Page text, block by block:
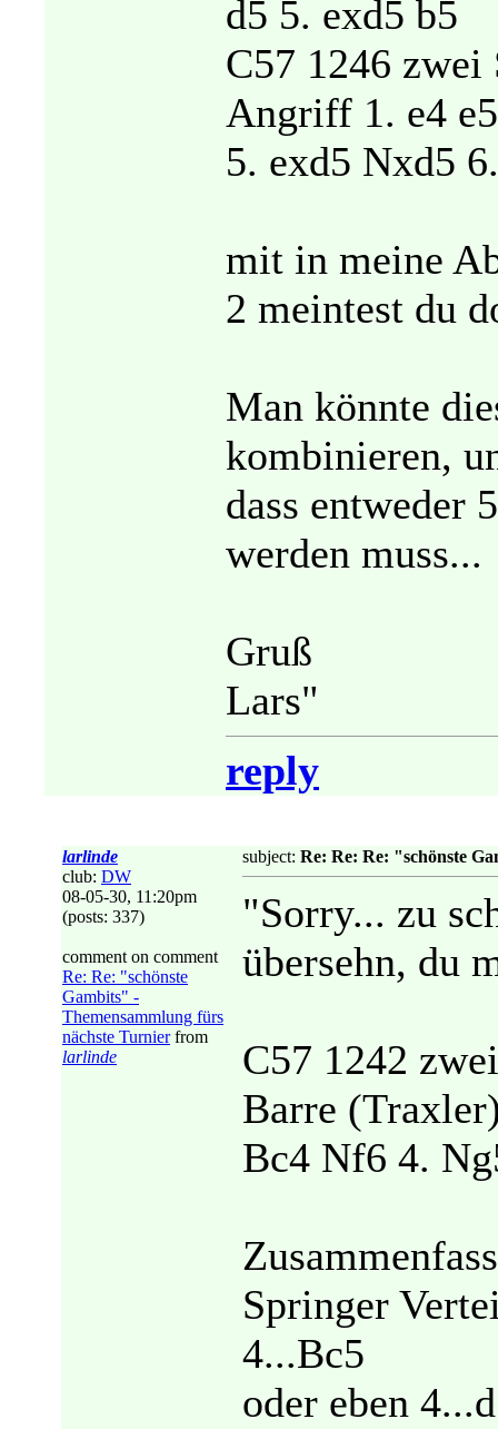
d5 5. exd5 b5
C57 1246
Angriff 1. e4
5. exd5 Nxd5
mit in meine
2 meintest du
Man könnte
kombinieren,
dass entweder
werden muss...
Gruß
Lars"
reply
larlinde
club: DW
08-05-30, 11:20pm
(posts: 337)
comment on comment
Re: Re: "schönste
Gambits" -
Themensammlung fürs
nächste Turnierfrom
larlinde
subject: Re: Re: Re: "schönste
"Sorry... zu
übersehn, du
C57 1242
Barre
Bc4 Nf6 4.
Springer
4...Bc5
oder eben